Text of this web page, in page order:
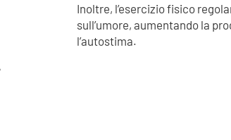
Inoltre, l’esercizio fisico
sull’umore, aumentando la
l’autostima.